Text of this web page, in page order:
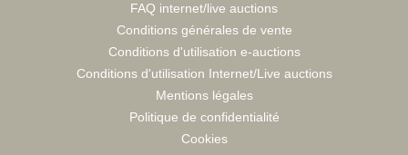
FAQ internet/live auctions
Conditions générales de vente
Conditions d'utilisation e-auctions
Conditions d'utilisation Internet/Live auctions
Mentions légales
Politique de confidentialité
Cookies